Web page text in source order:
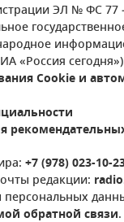
ЭЛ № ФС 77
«Россия
Cookie и
+7 (978) 023-10-
редакции:
обратной связи.